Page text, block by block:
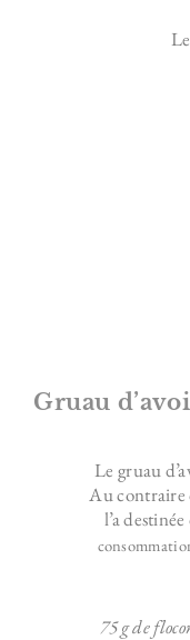
Gruau
Le gruau
Au contraire
l’a
75 g de